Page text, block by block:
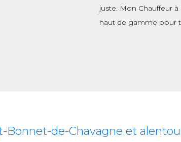
juste. Mon Chauffeur
haut de gamme pour
Bonnet-de-Chavagne et